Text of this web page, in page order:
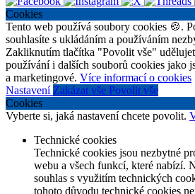
Cookies
Tento web používá soubory cookies 🍪.
souhlasíte s ukládáním a používáním
Zakliknutím tlačítka "Povolit vše"
používání i dalších souborů cookies jako
a marketingové. Více informací o cookies
Nastavení Zakázat vše Povolit vše
Cookies
Vyberte si, jaká nastavení chcete povolit.
Technické cookies
Technické cookies jsou nezbytné
webu a všech funkcí, které nabízí.
souhlas s využitím technických
tohoto důvodu technické cookies